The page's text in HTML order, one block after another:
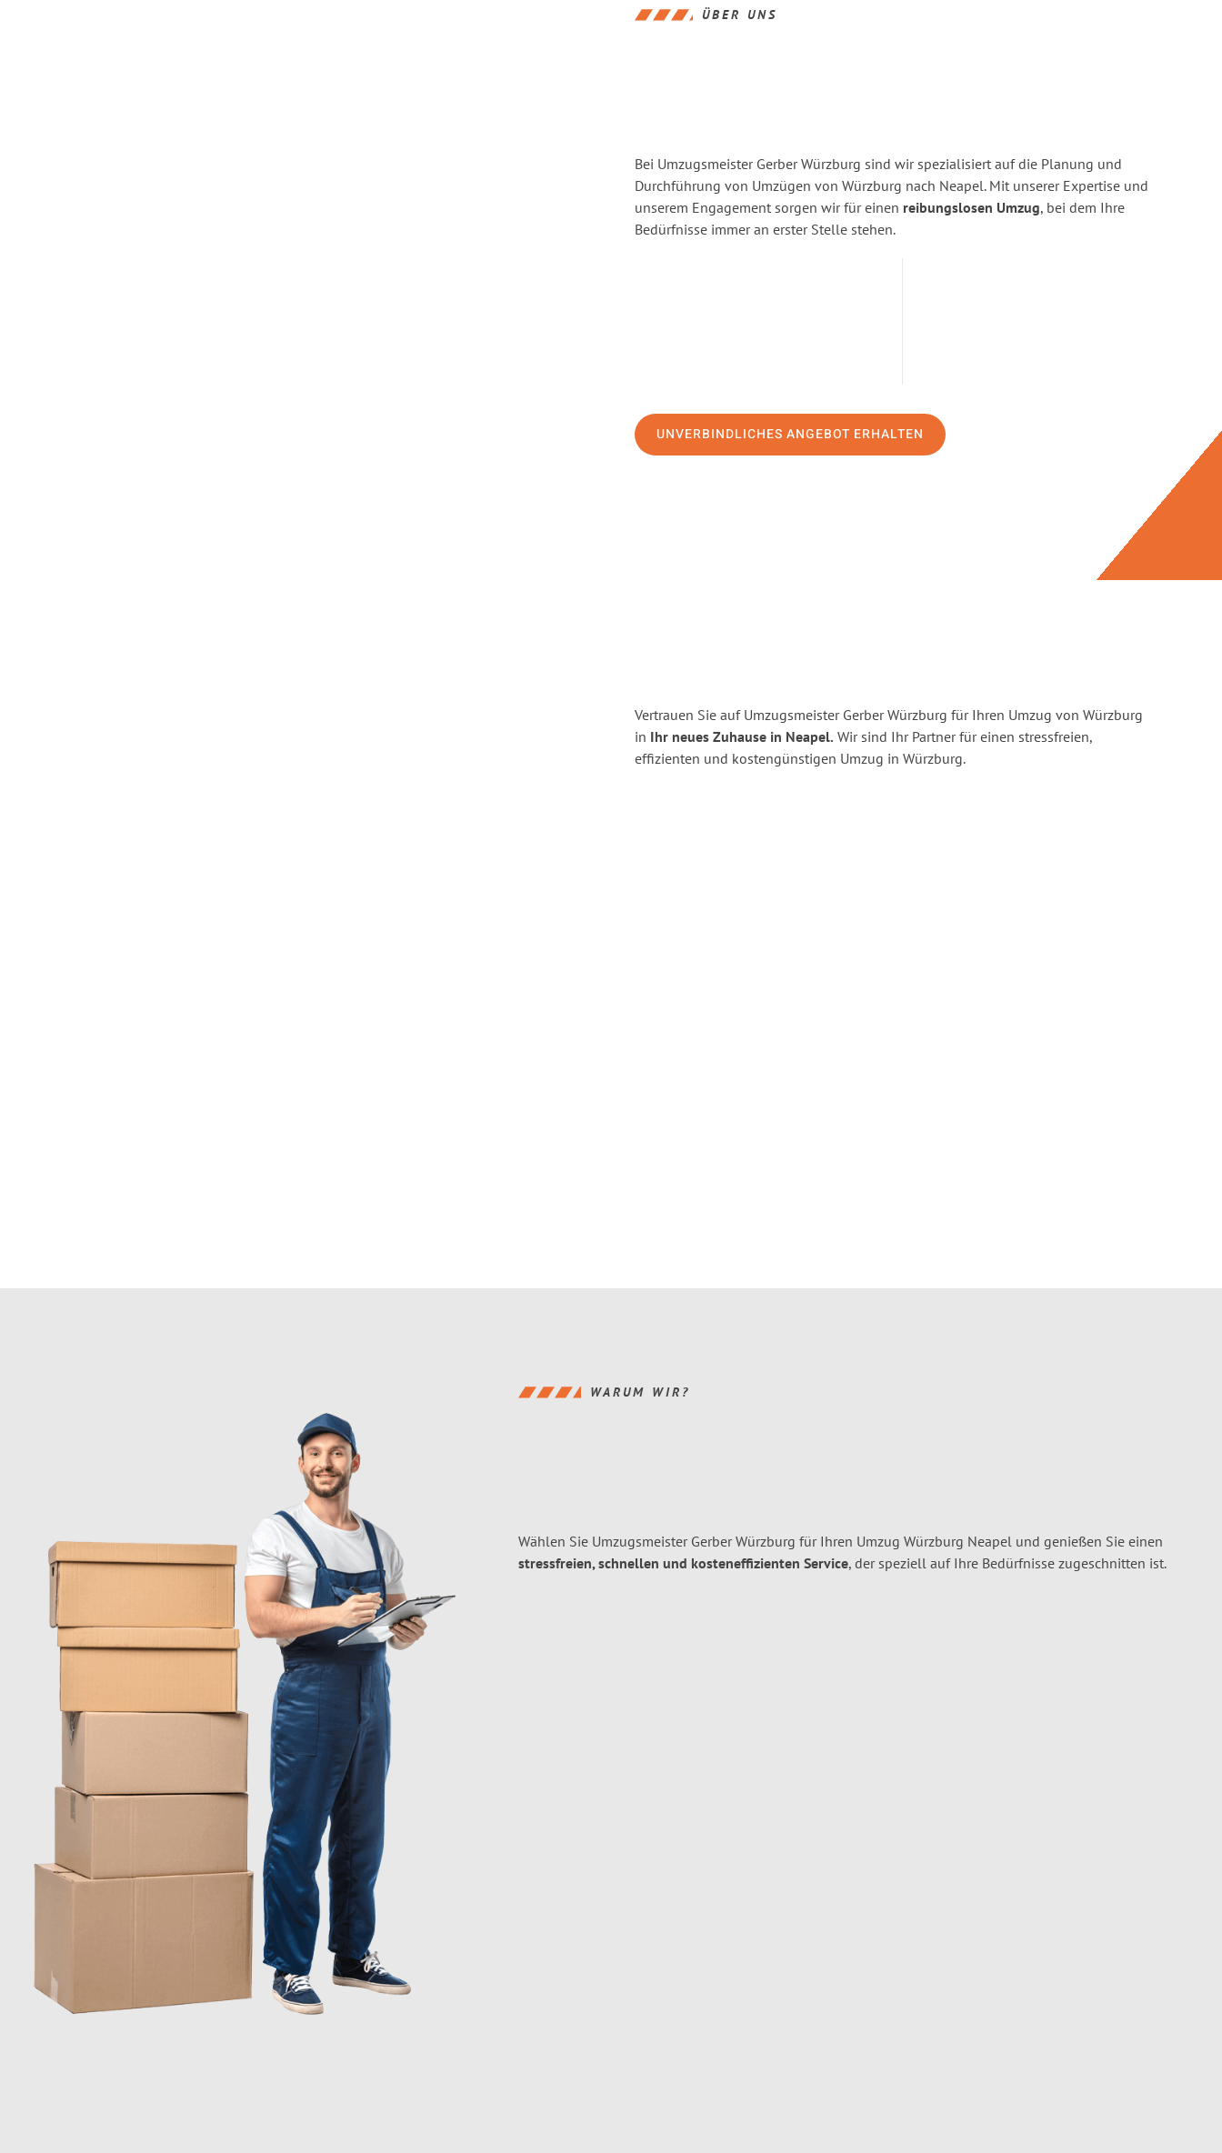
ÜBER UNS
Bei Umzugsmeister Gerber Würzburg sind wir spezialisiert auf die Planung und
Durchführung von Umzügen von Würzburg nach Neapel. Mit unserer Expertise und
unserem Engagement sorgen wir für einen reibungslosen Umzug, bei dem Ihre
Bedürfnisse immer an erster Stelle stehen.
UNVERBINDLICHES ANGEBOT ERHALTEN
Vertrauen Sie auf Umzugsmeister Gerber Würzburg für Ihren Umzug von Würzburg
in Ihr neues Zuhause in Neapel. Wir sind Ihr Partner für einen stressfreien,
effizienten und kostengünstigen Umzug in Würzburg.
WARUM WIR?
Wählen Sie Umzugsmeister Gerber Würzburg für Ihren Umzug Würzburg Neapel und genießen Sie einen
stressfreien, schnellen und kosteneffizienten Service, der speziell auf Ihre Bedürfnisse zugeschnitten ist.